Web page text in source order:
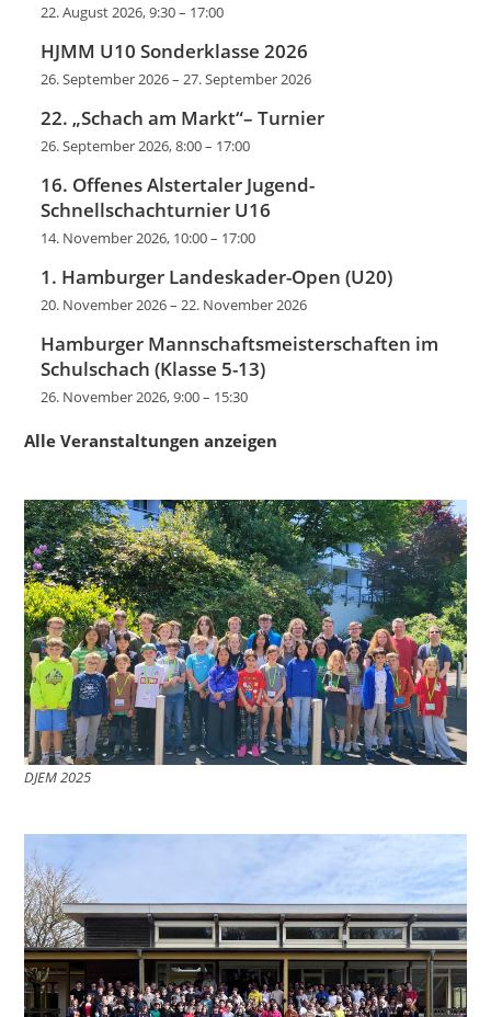
22. August 2026, 9:30– 17:00
HJMM U10 Sonderklasse 2026
26. September 2026–27. September 2026
22. „Schach am Markt“– Turnier
26. September 2026, 8:00– 17:00
16. Offenes Alstertaler Jugend-
Schnellschachturnier U16
14. November 2026, 10:00– 17:00
1. Hamburger Landeskader-Open (U20)
20. November 2026–22. November 2026
Hamburger Mannschaftsmeisterschaften im
Schulschach (Klasse 5-13)
26. November 2026, 9:00– 15:30
Alle Veranstaltungen anzeigen
DJEM 2025